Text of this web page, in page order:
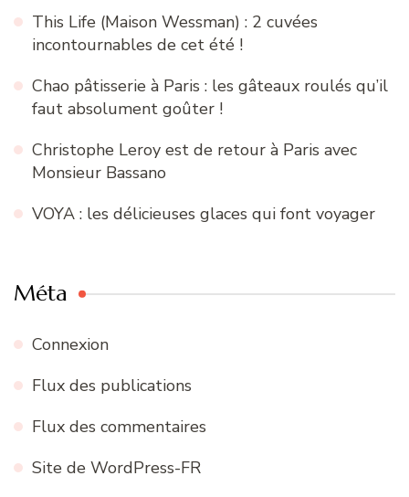
This Life (Maison Wessman) : 2 cuvées
incontournables de cet été !
Chao pâtisserie à Paris : les gâteaux roulés qu’il
faut absolument goûter !
Christophe Leroy est de retour à Paris avec
Monsieur Bassano
VOYA : les délicieuses glaces qui font voyager
Méta
Connexion
Flux des publications
Flux des commentaires
Site de WordPress-FR